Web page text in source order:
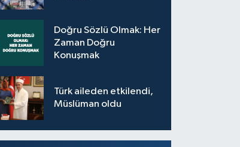
Doğru Sözlü Olmak: Her
Zaman Doğru
Konuşmak
Türk aileden etkilendi,
Müslüman oldu